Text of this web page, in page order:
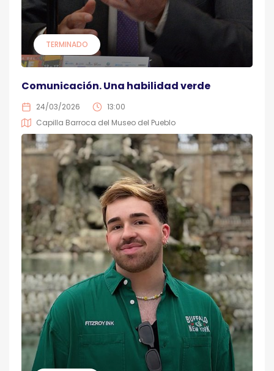
TERMINADO
Comunicación. Una habilidad verde
24/03/2026
13:00
Capilla Barroca del Museo del Pueblo